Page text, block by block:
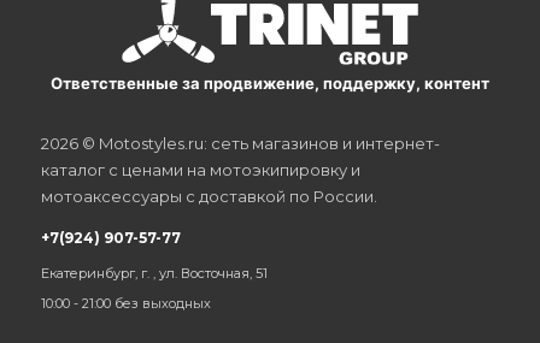
Ответственные за продвижение, поддержку, контент
2026 © Motostyles.ru: сеть магазинов и интернет-
каталог с ценами на мотоэкипировку и
мотоаксессуары с доставкой по России.
+7(924) 907-57-77
Екатеринбург, г. , ул. Восточная, 51
10:00 - 21:00 без выходных